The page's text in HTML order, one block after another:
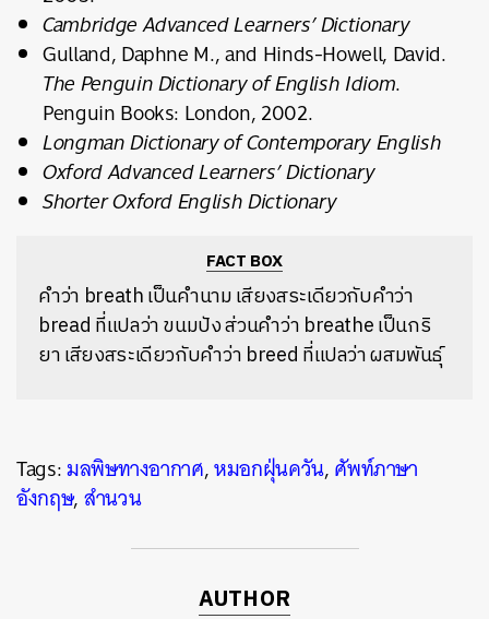
Cambridge Advanced Learners’ Dictionary
Gulland, Daphne M., and Hinds-Howell, David.
The Penguin Dictionary of English Idiom.
Penguin Books: London, 2002.
Longman Dictionary of Contemporary English
Oxford Advanced Learners’ Dictionary
Shorter Oxford English Dictionary
FACT BOX
คำว่า breath เป็นคำนาม เสียงสระเดียวกับคำว่า
bread ที่แปลว่า ขนมปัง ส่วนคำว่า breathe เป็นกริ
ยา เสียงสระเดียวกับคำว่า breed ที่แปลว่า ผสมพันธุ์
Tags:มลพิษทางอากาศ,หมอกฝุ่นควัน,ศัพท์ภาษา
อังกฤษ,สำนวน
AUTHOR